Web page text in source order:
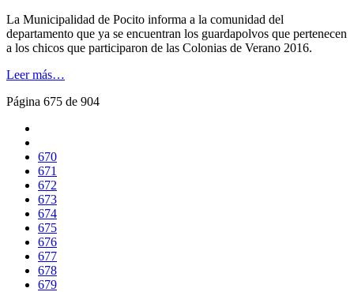
La Municipalidad de Pocito informa a la comunidad del
departamento que ya se encuentran los guardapolvos que pertenecen
a los chicos que participaron de las Colonias de Verano 2016.
Leer más…
Página 675 de 904
670
671
672
673
674
675
676
677
678
679